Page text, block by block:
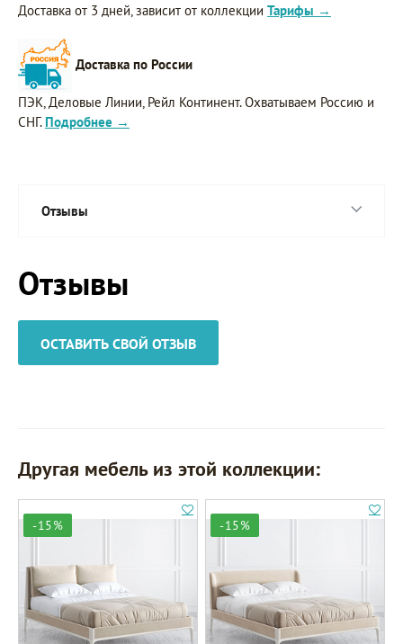
Доставка от 3 дней, зависит от коллекции Тарифы →
Доставка по России
ПЭК, Деловые Линии, Рейл Континент. Охватываем Россию и
СНГ. Подробнее →
Отзывы
Отзывы
ОСТАВИТЬ СВОЙ ОТЗЫВ
Другая мебель из этой коллекции:
-15% -15%